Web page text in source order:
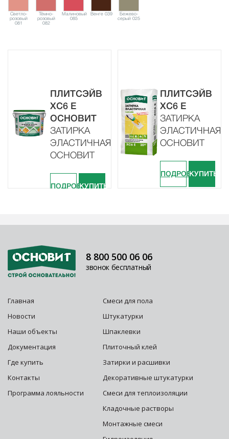
Светло-
розовый
081
Тёмно-
розовый
082
Малиновый
085
Венге 039
Бежево-
серый 025
ПЛИТСЭЙВ
ХС6 Е
ОСНОВИТ
ЗАТИРКА
ЭЛАСТИЧНАЯ
ОСНОВИТ
ПОДРОБНЕЕ
КУПИТЬ
ПЛИТСЭЙВ
XC6 E
ЗАТИРКА
ЭЛАСТИЧНАЯ
ОСНОВИТ
ПОДРОБНЕЕ
КУПИТЬ
Главная
Новости
Наши объекты
Документация
Где купить
Контакты
Программа лояльности
Смеси для пола
Штукатурки
Шпаклевки
Плиточный клей
Затирки и расшивки
Декоративные штукатурки
Смеси для теплоизоляции
Кладочные растворы
Монтажные смеси
8 800 500 06 06
звонок бесплатный